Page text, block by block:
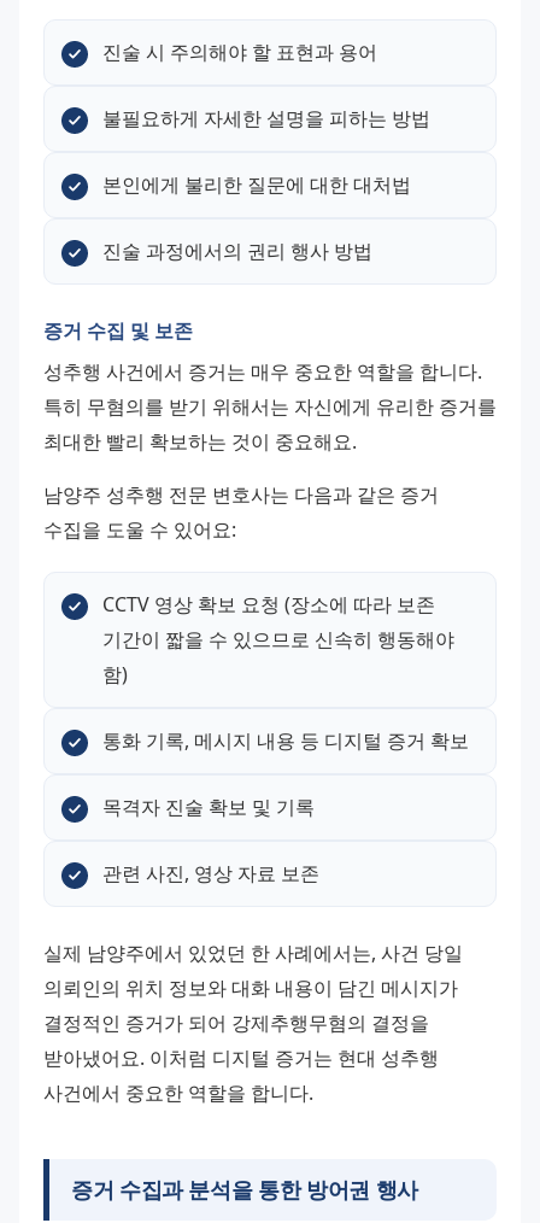
진술 시 주의해야 할 표현과 용어
불필요하게 자세한 설명을 피하는 방법
본인에게 불리한 질문에 대한 대처법
진술 과정에서의 권리 행사 방법
증거 수집 및 보존
성추행 사건에서 증거는 매우 중요한 역할을 합니다.
특히 무혐의를 받기 위해서는 자신에게 유리한 증거를
최대한 빨리 확보하는 것이 중요해요.
남양주 성추행 전문 변호사는 다음과 같은 증거
수집을 도울 수 있어요:
CCTV 영상 확보 요청 (장소에 따라 보존
기간이 짧을 수 있으므로 신속히 행동해야
함)
통화 기록, 메시지 내용 등 디지털 증거 확보
목격자 진술 확보 및 기록
관련 사진, 영상 자료 보존
실제 남양주에서 있었던 한 사례에서는, 사건 당일
의뢰인의 위치 정보와 대화 내용이 담긴 메시지가
결정적인 증거가 되어 강제추행무혐의 결정을
받아냈어요. 이처럼 디지털 증거는 현대 성추행
사건에서 중요한 역할을 합니다.
증거 수집과 분석을 통한 방어권 행사